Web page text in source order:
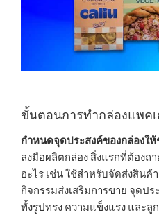
ขั้นตอนการทำกล่องแพคเ
กำหนดจุดประสงค์ของกล่องใ
ลงมือผลิตกล่อง สิ่งแรกที่ต้องถ
อะไร เช่น ใช้สำหรับจัดส่งสินค้
กิจกรรมส่งเสริมการขาย จุดป
ทั้งรูปทรง ความแข็งแรง และลู